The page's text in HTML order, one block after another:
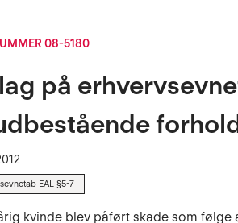
08-5180
på
EAL §5-7
kvinde blev påført skade som